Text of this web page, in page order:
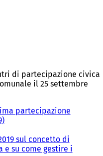
di partecipazione civica
il 25 settembre
partecipazione
sul concetto di
su come gestire i